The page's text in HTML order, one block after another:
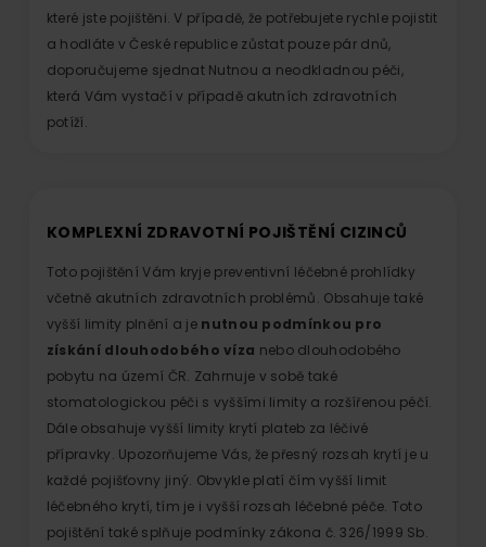
které jste pojištěni. V případě, že potřebujete rychle pojistit
a hodláte v České republice zůstat pouze pár dnů,
doporučujeme sjednat Nutnou a neodkladnou péči,
která Vám vystačí v případě akutních zdravotních
potíží.
KOMPLEXNÍ ZDRAVOTNÍ POJIŠTĚNÍ CIZINCŮ
Toto pojištění Vám kryje preventivní léčebné prohlídky
včetně akutních zdravotních problémů. Obsahuje také
vyšší limity plnění a je nutnou podmínkou pro
získání dlouhodobého víza nebo dlouhodobého
pobytu na území ČR. Zahrnuje v sobě také
stomatologickou péči s vyššími limity a rozšířenou péčí.
Dále obsahuje vyšší limity krytí plateb za léčivé
přípravky. Upozorňujeme Vás, že přesný rozsah krytí je u
každé pojišťovny jiný. Obvykle platí čím vyšší limit
léčebného krytí, tím je i vyšší rozsah léčebné péče. Toto
pojištění také splňuje podmínky zákona č. 326/1999 Sb.